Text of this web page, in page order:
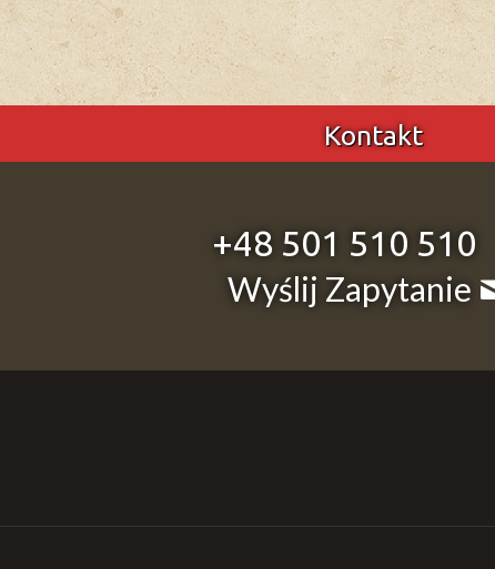
Kontakt
+48 501 510 510
Wyślij Zapytanie
Rodzinne
Wakacje 2024